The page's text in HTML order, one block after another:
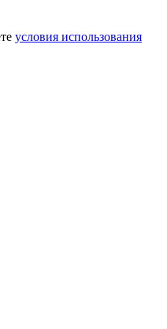
условия использования